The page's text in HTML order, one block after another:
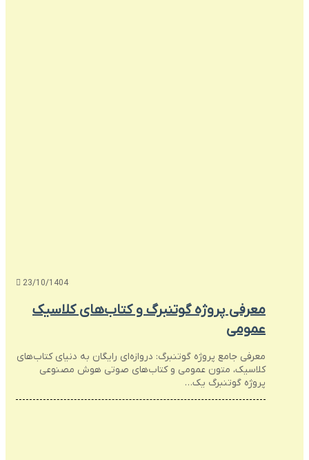
23/10/1404
معرفی پروژه گوتنبرگ و کتاب‌های کلاسیک
عمومی
معرفی جامع پروژه گوتنبرگ: دروازه‌ای رایگان به دنیای کتاب‌های
کلاسیک، متون عمومی و کتاب‌های صوتی هوش مصنوعی
پروژه گوتنبرگ یک…